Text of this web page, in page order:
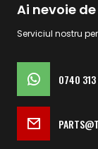
Ai nevoie
Serviciul nostru
0740